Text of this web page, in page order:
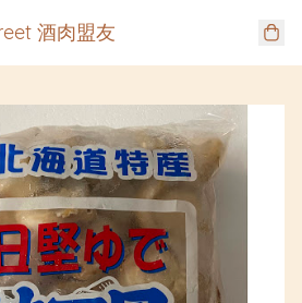
酒肉盟友